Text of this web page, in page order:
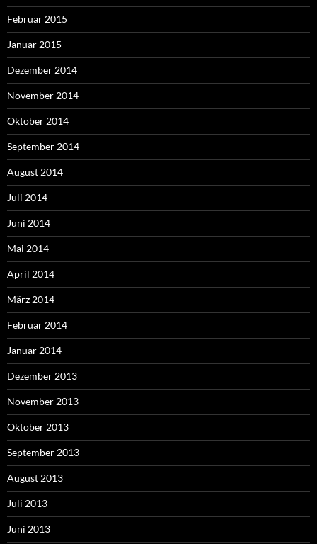
Februar 2015
Januar 2015
Dezember 2014
November 2014
Oktober 2014
September 2014
August 2014
Juli 2014
Juni 2014
Mai 2014
April 2014
März 2014
Februar 2014
Januar 2014
Dezember 2013
November 2013
Oktober 2013
September 2013
August 2013
Juli 2013
Juni 2013